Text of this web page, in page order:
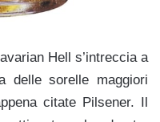
Hell s’intreccia a
sorelle maggiori
citate Pilsener. Il